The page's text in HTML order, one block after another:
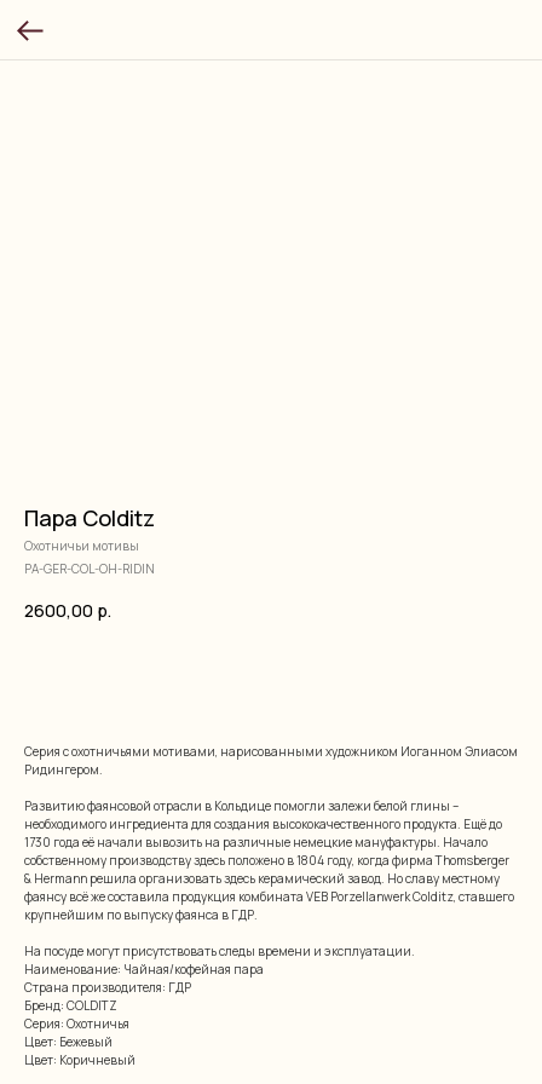
Пара Colditz
Охотничьи мотивы
PA-GER-COL-OH-RIDIN
2600,00 р.
Серия с охотничьями мотивами, нарисованными художником Иоганном Элиасом
Ридингером.
Развитию фаянсовой отрасли в Кольдице помогли залежи белой глины –
необходимого ингредиента для создания высококачественного продукта. Ещё до
1730 года её начали вывозить на различные немецкие мануфактуры. Начало
собственному производству здесь положено в 1804 году, когда фирма Thomsberger
& Hermann решила организовать здесь керамический завод. Но славу местному
фаянсу всё же составила продукция комбината VEB Porzellanwerk Colditz, ставшего
крупнейшим по выпуску фаянса в ГДР.
На посуде могут присутствовать следы времени и эксплуатации.
Наименование: Чайная/кофейная пара
Страна производителя: ГДР
Бренд: COLDITZ
Серия: Охотничья
Цвет: Бежевый
Цвет: Коричневый